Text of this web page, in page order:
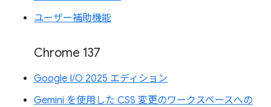
ユーザー補助機能
Chrome 137
Google I/O 2025 エディション
Gemini を使用した CSS 変更のワークスペースへの